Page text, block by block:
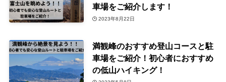
車場をご紹介します！
2023年8月22日
満観峰のおすすめ登山コースと駐
車場をご紹介！初心者におすすめ
の低山ハイキング！